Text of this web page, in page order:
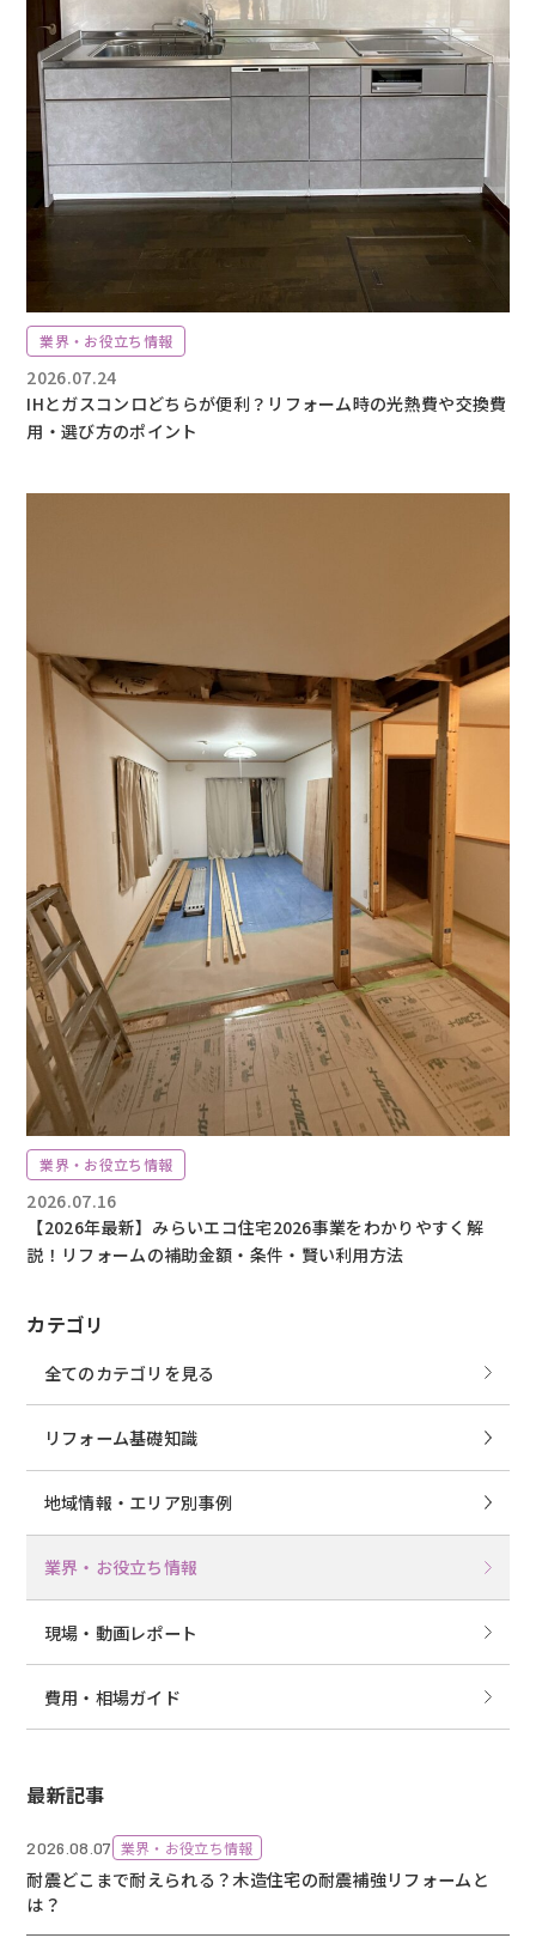
カテゴリ
全てのカテゴリを見る
リフォーム基礎知識
地域情報・エリア別事例
業界・お役立ち情報
現場・動画レポート
費用・相場ガイド
最新記事
2026.08.07 業界・お役立ち情報
耐震どこまで耐えられる？木造住宅の耐震補強リフォームと
は？
業界・お役立ち情報
2026.07.24
IHとガスコンロどちらが便利？リフォーム時の光熱費や交換費
用・選び方のポイント
業界・お役立ち情報
2026.07.16
【2026年最新】みらいエコ住宅2026事業をわかりやすく解
説！リフォームの補助金額・条件・賢い利用方法